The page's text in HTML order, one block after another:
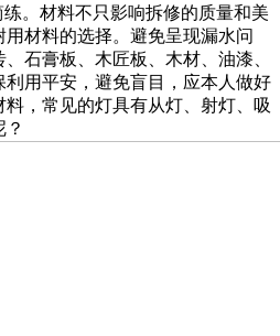
。材料不只影响拆修的质量和美
材料的选择。避免呈现漏水问
石膏板、木匠板、木材、油漆、
用平安，避免盲目，应本人做好
，常见的灯具有从灯、射灯、吸